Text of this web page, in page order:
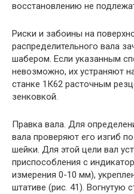
восстановлению не
Риски и забоины на
распределительного вала
шабером. Если указанным
невозможно, их устраняют
станке 1К62 расточным
зенковкой.
Правка вала. Для
вала проверяют его изгиб
шейки. Для этой цели вал
приспособления с
измерения 0-10 мм),
штативе (рис. 41). Вогнутую